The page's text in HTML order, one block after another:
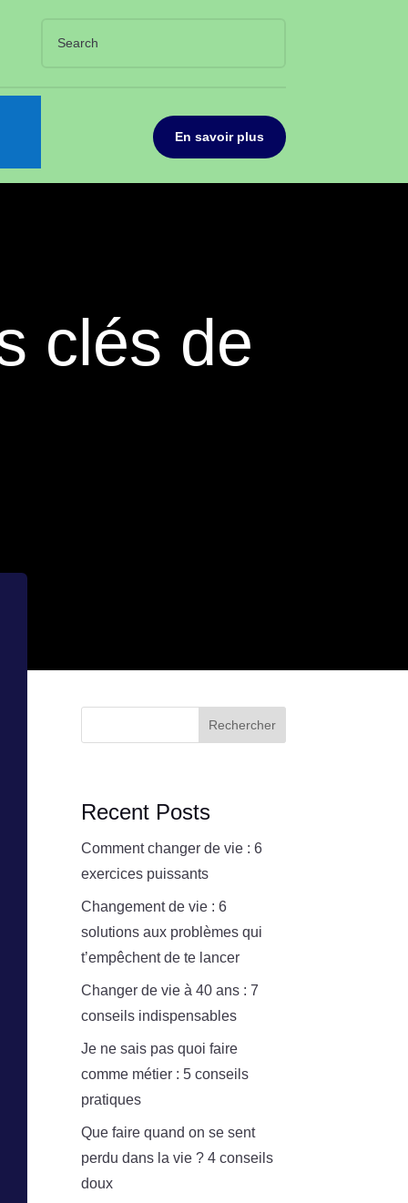
En savoir plus
clés de
Rechercher
Recent Posts
Comment changer de vie : 6
exercices puissants
Changement de vie : 6
solutions aux problèmes qui
t’empêchent de te lancer
Changer de vie à 40 ans : 7
conseils indispensables
Je ne sais pas quoi faire
comme métier : 5 conseils
pratiques
Que faire quand on se sent
perdu dans la vie ? 4 conseils
doux